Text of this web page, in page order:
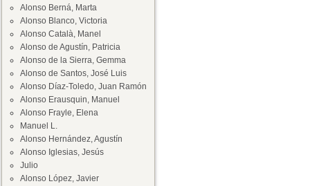
Alonso Berná, Marta
Alonso Blanco, Victoria
Alonso Català, Manel
Alonso de Agustín, Patricia
Alonso de la Sierra, Gemma
Alonso de Santos, José Luis
Alonso Díaz-Toledo, Juan Ramón
Alonso Erausquin, Manuel
Alonso Frayle, Elena
Manuel L.
Alonso Hernández, Agustín
Alonso Iglesias, Jesús
Julio
Alonso López, Javier